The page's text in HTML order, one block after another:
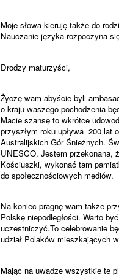
Moje słowa kieruję także do
Nauczanie języka rozpoczyna
Drodzy maturzyści,
Życzę wam abyście byli
o kraju waszego pochodzenia
Macie szansę to wkrótce
przyszłym roku upływa 200 lat
Australijskich Gór Śnieżnych.
UNESCO. Jestem przekonana,
Kościuszki, wykonać tam
do społecznościowych mediów.
Na koniec pragnę wam także
Polskę niepodległości. Warto
uczestniczyć.To celebrowanie
udział Polaków mieszkających
Mając na uwadze wszystkie te